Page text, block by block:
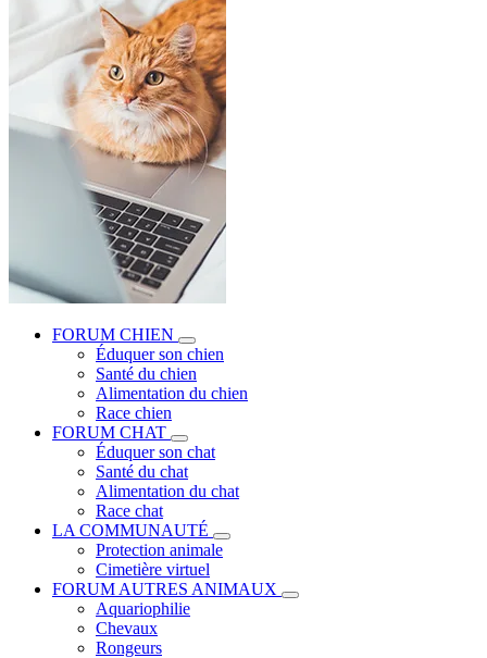
FORUM CHIEN
Éduquer son chien
Santé du chien
Alimentation du chien
Race chien
FORUM CHAT
Éduquer son chat
Santé du chat
Alimentation du chat
Race chat
LA COMMUNAUTÉ
Protection animale
Cimetière virtuel
FORUM AUTRES ANIMAUX
Aquariophilie
Chevaux
Rongeurs